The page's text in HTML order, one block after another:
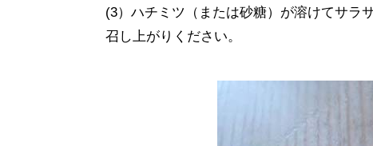
(3）ハチミツ（または砂糖）が溶けてサラ
召し上がりください。